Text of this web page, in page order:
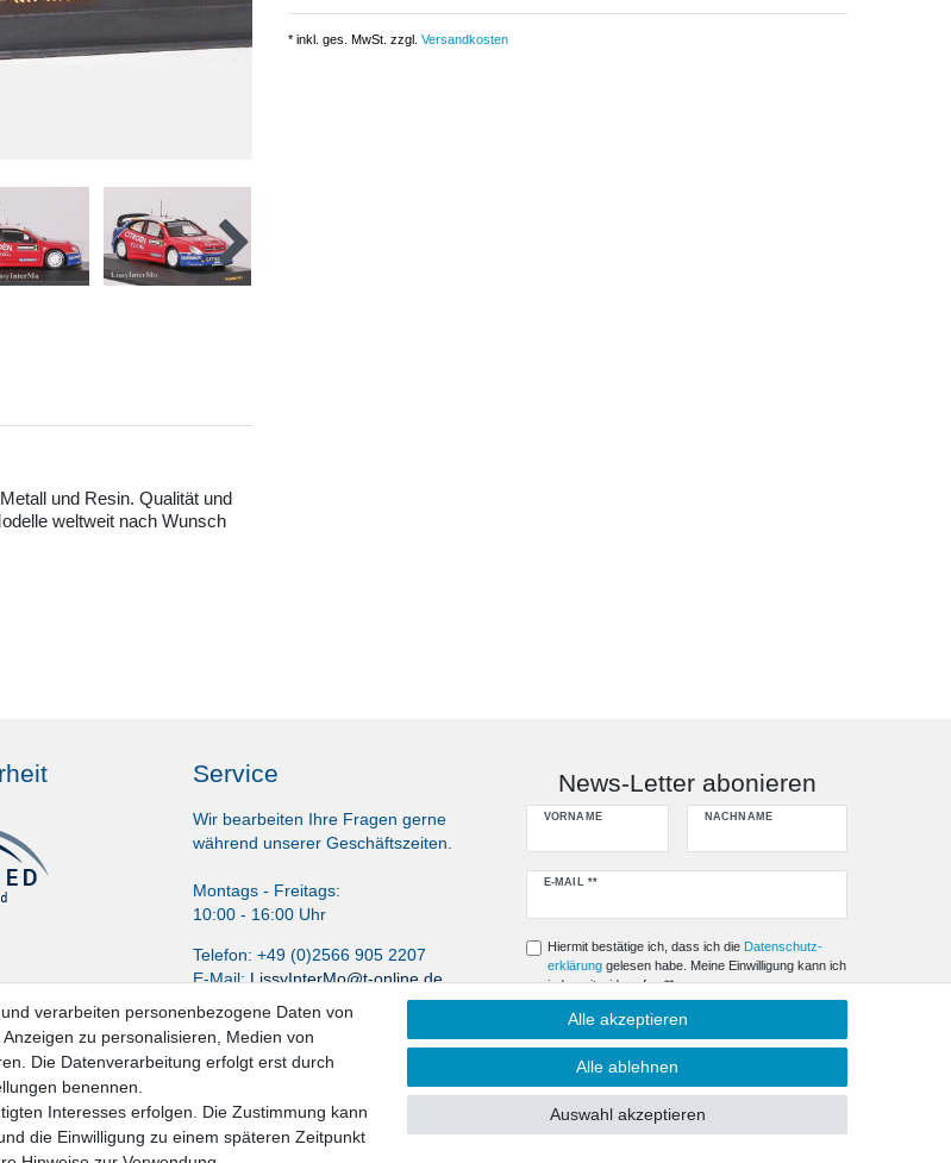
und Resin. Qualität und
weltweit nach Wunsch
* inkl. ges. MwSt. zzgl. Versandkosten
Service
Wir bearbeiten Ihre Fragen gerne
während unserer Geschäftszeiten.
Montags - Freitags:
10:00 - 16:00 Uhr
Telefon: +49 (0)2566 905 2207
E-Mail: LissyInterMo@t-online.de
News-Letter abonieren
VORNAME NACHNAME
E-MAIL **
Newsletter
Hiermit bestätige ich, dass ich die Daten­schutz­
erklärunggelesen habe. Meine Einwilligung kann ich
jederzeit widerrufen.**
Abonnieren
verarbeiten personenbezogene Daten von
zu personalisieren, Medien von
Die Datenverarbeitung erfolgt erst durch
benennen.
Interesses erfolgen. Die Zustimmung kann
die Einwilligung zu einem späteren Zeitpunkt
Alle akzeptieren
Alle ablehnen
Auswahl akzeptieren